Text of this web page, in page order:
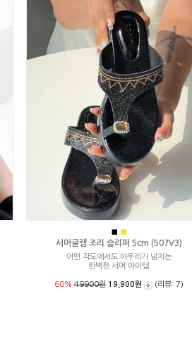
■ ■
서머글램 조리 슬리퍼 5cm (507V3)
어떤 각도에서도 아우라가 넘치는
완벽한 서머 아이템
60%49900원 19,900원 (리뷰: 7)